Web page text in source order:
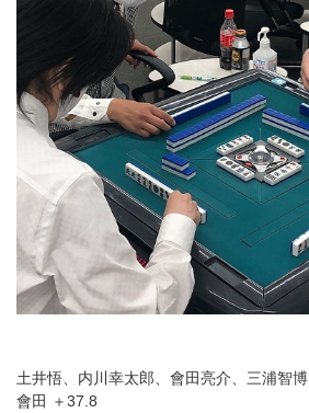
土井悟、内川幸太郎、會田亮介、三浦智博
會田 ＋37.8